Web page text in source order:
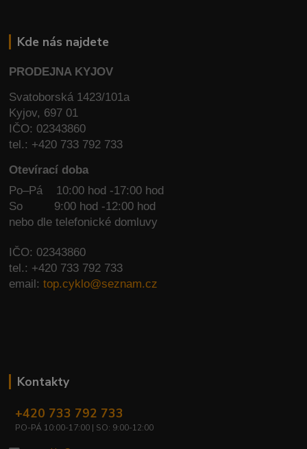
Kde nás najdete
PRODEJNA KYJOV
Svatoborská 1423/101a
Kyjov, 697 01
IČO: 02343860
tel.: +420 733 792 733
Otevírací doba
Po–Pá 10:00 hod -17:00 hod
So
9:00 hod -12:00 hod
nebo dle telefonické domluvy
IČO: 02343860
tel.: +420 733 792 733
email:top.cyklo@seznam.cz
Kontakty
+420 733 792 733
PO-PÁ 10:00-17:00 | SO: 9:00-12:00